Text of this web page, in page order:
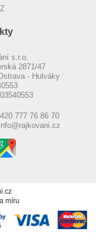
s.r.o.
2871/47
- Hulváky
777 76 86 70
info@rajkovani.cz
míru